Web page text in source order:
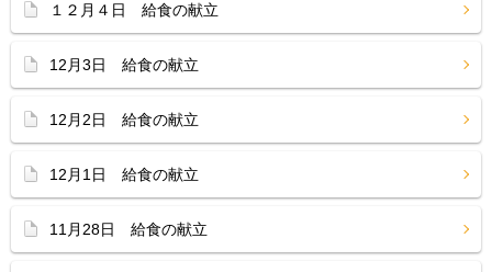
１２月４日 給食の献立
12月3日 給食の献立
12月2日 給食の献立
12月1日 給食の献立
11月28日 給食の献立